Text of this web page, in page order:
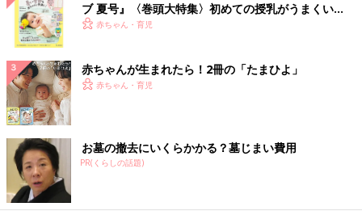
目撃されて以来、我が家の扉ロックは息子のおもちゃと化しまし
た。
これから導入される方は、ロック解除の際に見られないよう、ど
うぞお気をつけください…！
ブ 夏号』〈巻頭大特集〉初めての授乳がうまくい
く！ おっぱい・ミルクの基本と夏のトラブル 解決テ
赤ちゃん・育児
赤ちゃんが生まれたら！2冊の「たまひよ」
赤ちゃん・育児
お墓の撤去にいくらかかる？墓じまい費用
PR(くらしの話題)